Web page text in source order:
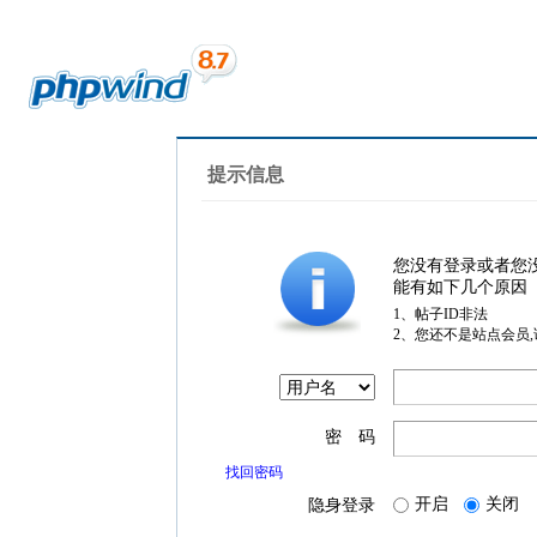
提示信息
您没有登录或者您
能有如下几个原因
1、帖子ID非法
2、您还不是站点会员
密 码
找回密码
隐身登录 开启 关闭